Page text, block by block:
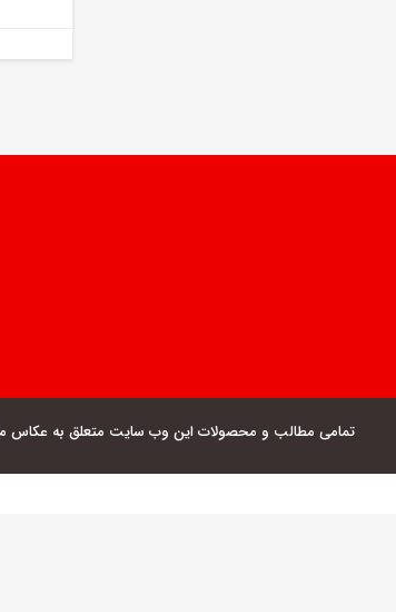
تمامی مطالب و محصولات این وب سایت متعلق به عکاس